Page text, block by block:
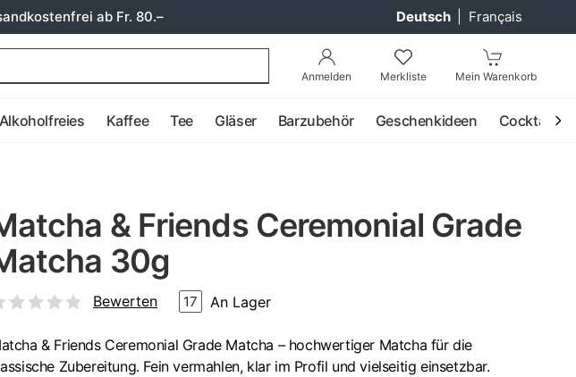
ab Fr. 80.– Deutsch Français
Anmelden Merkliste Mein Warenkorb
Alkoholfreies Kaffee Tee Gläser Barzubehör Geschenkideen Cocktail
& Friends Ceremonial Grade
30g
Bewerten 17 An Lager
& Friends Ceremonial Grade Matcha – hochwertiger Matcha für die
Zubereitung. Fein vermahlen, klar im Profil und vielseitig einsetzbar.